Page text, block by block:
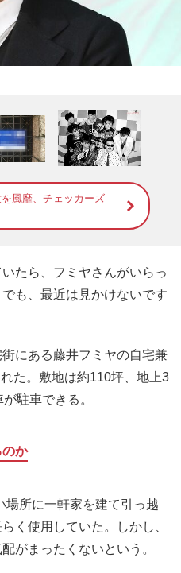
を風靡、チェッカーズ
たら、フミヤさんがいらっ
も、最近は見かけないです
にある藤井フミヤの自宅兼
た。敷地は約110坪、地上3
駐車できる。
か
所に一軒家を建て引っ越
く使用していた。しかし、
がまったくないという。